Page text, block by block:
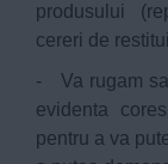
produsului
cereri de
- Va rugam sa
evidenta
pentru a va